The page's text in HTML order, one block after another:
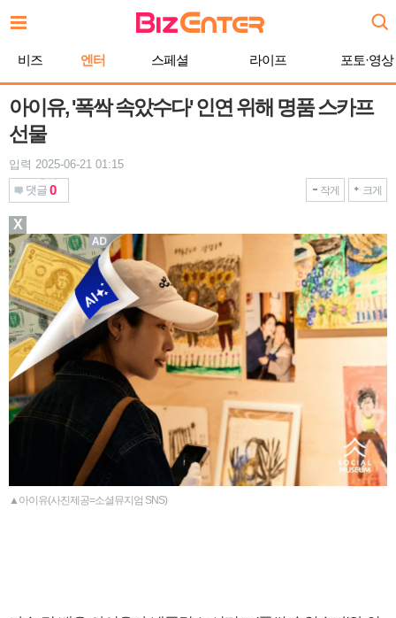
문
비즈 엔터 스페셜 라이프 포토·영상
아이유, '폭싹 속았수다' 인연 위해 명품 스카프
선물
입력 2025-06-21 01:15
댓글 0 작게 크게
▲아이유(사진제공=소셜뮤지엄 SNS)
X